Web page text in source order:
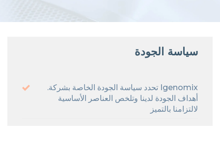
سياسة الجودة
.تحدد سياسة الجودة الخاصة بشركة Igenomix
أهداف الجودة لدينا وتلخص العناصر الأساسية
لالتزامنا بالتميز